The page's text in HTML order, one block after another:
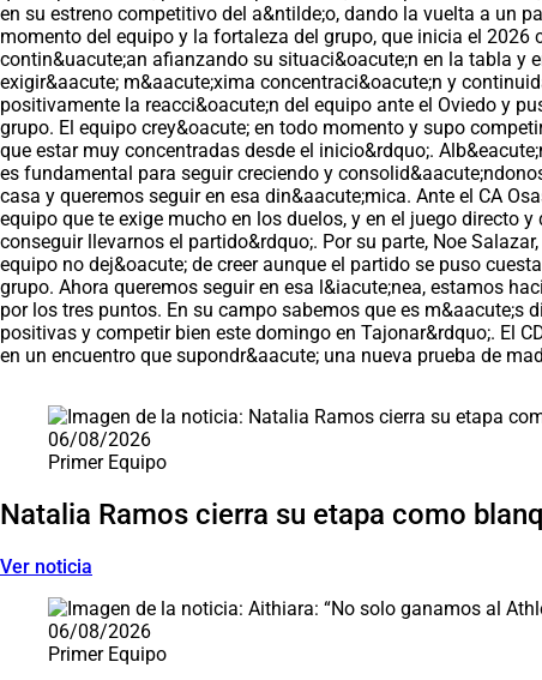
en su estreno competitivo del a&ntilde;o, dando la vuelta a un
momento del equipo y la fortaleza del grupo, que inicia el
contin&uacute;an afianzando su situaci&oacute;n en la tabla y
exigir&aacute; m&aacute;xima concentraci&oacute;n y
positivamente la reacci&oacute;n del equipo ante el Oviedo y
grupo. El equipo crey&oacute; en todo momento y supo
que estar muy concentradas desde el inicio&rdquo;.
es fundamental para seguir creciendo y
casa y queremos seguir en esa din&aacute;mica. Ante el CA
equipo que te exige mucho en los duelos, y en el juego directo
conseguir llevarnos el partido&rdquo;. Por su parte, Noe
equipo no dej&oacute; de creer aunque el partido se puso
grupo. Ahora queremos seguir en esa l&iacute;nea, estamos
por los tres puntos. En su campo sabemos que es
positivas y competir bien este domingo en Tajonar&rdquo;. El
en un encuentro que supondr&aacute; una nueva prueba de
06/08/2026
Primer Equipo
Natalia Ramos cierra su etapa como
Ver noticia
06/08/2026
Primer Equipo